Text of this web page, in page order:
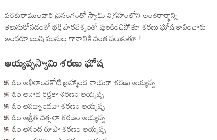
పరశురాములవారి ప్రసంగంతో స్వామి విగ్రహంలోని అంతరార్థాన్ని
తెలుసుకోవడంతో భక్తి పారవశ్యంతో పులకించిపోతూ శరణు ఘోష కావించారు
అందరూ ఋషి మునుల గానానికి వంత పలుకుతూ !
అయ్యప్పస్వామి శరణు ఘోష
ఓం అఖిలాండకోటి బ్రహ్మాండ నాయకా శరణు అయ్యప్ప
ఓం అనాథ రక్షకా శరణం అయ్యప్ప
ఓం ఆపద్బాంధవా శరణం అయ్యప్ప
ఓం ఆశ్రీత వత్సలా శరణం అయ్యప్ప
ఓం ఆనంద రూపా శరణం అయ్యప్ప